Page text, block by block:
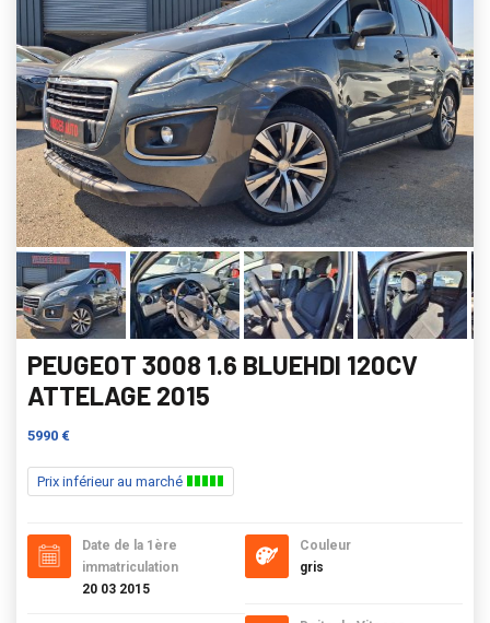
PEUGEOT 3008 1.6 BLUEHDI 120CV
ATTELAGE 2015
5990 €
Prix inférieur au marché
Date de la 1ère
immatriculation
20 03 2015
Couleur
gris